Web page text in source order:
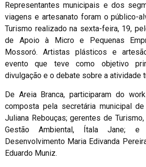
Representantes municipais e dos
viagens e artesanato foram o público-
Turismo realizado na sexta-feira, 19,
de Apoio à Micro e Pequenas
Mossoró. Artistas plásticos e
evento que teve como objetivo
divulgação e o debate sobre a atividade
De Areia Branca, participaram do
composta pela secretária municipal
Juliana Rebouças; gerentes de
Gestão Ambiental, Ítala Jane;
Desenvolvimento Maria Edivanda
Eduardo Muniz.